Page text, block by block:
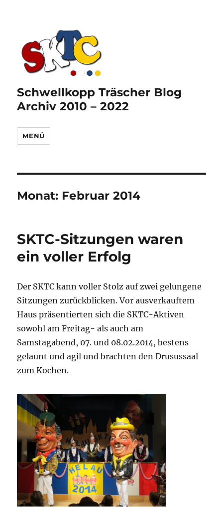
Schwellkopp Träscher Blog
Archiv 2010 – 2022
MENÜ
Monat: Februar 2014
SKTC-Sitzungen waren
ein voller Erfolg
Der SKTC kann voller Stolz auf zwei gelungene
Sitzungen zurückblicken. Vor ausverkauftem
Haus präsentierten sich die SKTC-Aktiven
sowohl am Freitag- als auch am
Samstagabend, 07. und 08.02.2014, bestens
gelaunt und agil und brachten den Drusussaal
zum Kochen.